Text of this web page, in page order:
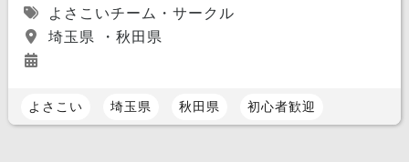
よさこいチーム・サークル
埼玉県 ・秋田県
よさこい 埼玉県 秋田県 初心者歓迎